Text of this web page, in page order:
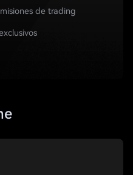
de trading